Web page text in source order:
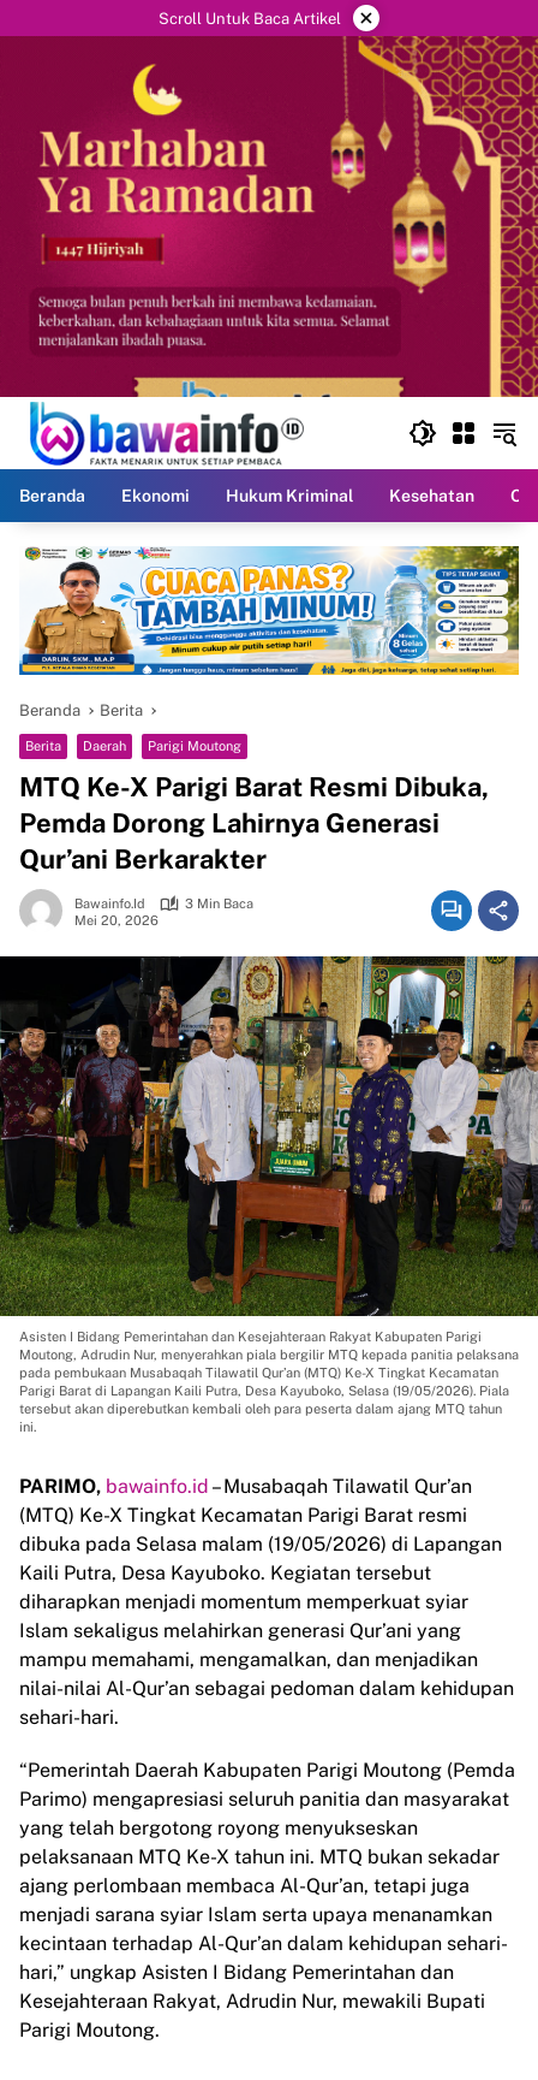
ke
Scroll Untuk Baca Artikel ×
Beranda Ekonomi Hukum Kriminal Kesehatan
Beranda Berita
Berita Daerah Parigi Moutong
MTQ Ke-X Parigi Barat Resmi Dibuka,
Pemda Dorong Lahirnya Generasi
Qur’ani Berkarakter
Bawainfo.id
3 Min Baca
Mei 20, 2026
Asisten I Bidang Pemerintahan dan Kesejahteraan Rakyat Kabupaten Parigi
Moutong, Adrudin Nur, menyerahkan piala bergilir MTQ kepada panitia pelaksana
pada pembukaan Musabaqah Tilawatil Qur’an (MTQ) Ke-X Tingkat Kecamatan
Parigi Barat di Lapangan Kaili Putra, Desa Kayuboko, Selasa (19/05/2026). Piala
tersebut akan diperebutkan kembali oleh para peserta dalam ajang MTQ tahun
ini.
PARIMO, bawainfo.id – Musabaqah Tilawatil Qur’an
(MTQ) Ke-X Tingkat Kecamatan Parigi Barat resmi
dibuka pada Selasa malam (19/05/2026) di Lapangan
Kaili Putra, Desa Kayuboko. Kegiatan tersebut
diharapkan menjadi momentum memperkuat syiar
Islam sekaligus melahirkan generasi Qur’ani yang
mampu memahami, mengamalkan, dan menjadikan
nilai-nilai Al-Qur’an sebagai pedoman dalam kehidupan
sehari-hari.
“Pemerintah Daerah Kabupaten Parigi Moutong (Pemda
Parimo) mengapresiasi seluruh panitia dan masyarakat
yang telah bergotong royong menyukseskan
pelaksanaan MTQ Ke-X tahun ini. MTQ bukan sekadar
ajang perlombaan membaca Al-Qur’an, tetapi juga
menjadi sarana syiar Islam serta upaya menanamkan
kecintaan terhadap Al-Qur’an dalam kehidupan sehari-
hari,” ungkap Asisten I Bidang Pemerintahan dan
Kesejahteraan Rakyat, Adrudin Nur, mewakili Bupati
Parigi Moutong.